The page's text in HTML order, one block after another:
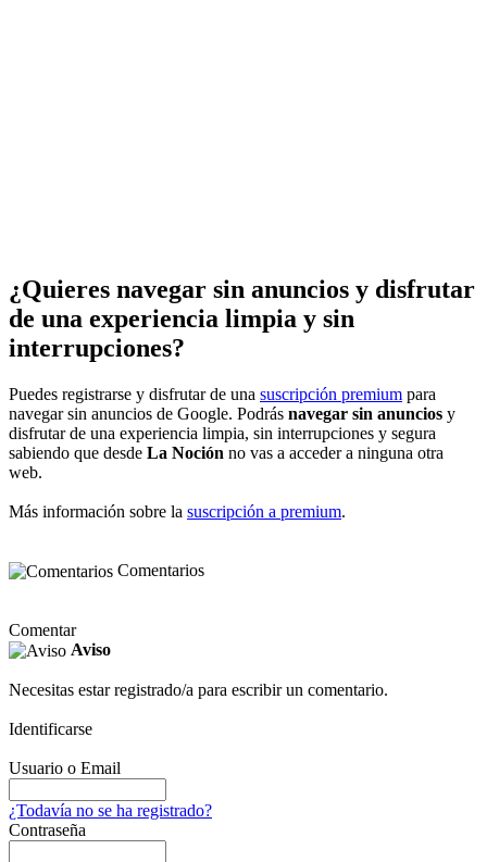
¿Quieres navegar sin anuncios y disfrutar
de una experiencia limpia y sin
interrupciones?
Puedes registrarse y disfrutar de una suscripción premium para
navegar sin anuncios de Google. Podrás navegar sin anuncios y
disfrutar de una experiencia limpia, sin interrupciones y segura
sabiendo que desde La Noción no vas a acceder a ninguna otra
web.
Más información sobre la suscripción a premium.
Comentarios
Comentar
Aviso
Necesitas estar registrado/a para escribir un comentario.
Identificarse
Usuario o Email
¿Todavía no se ha registrado?
Contraseña